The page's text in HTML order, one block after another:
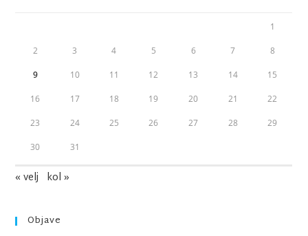
1
2 3 4 5 6 7 8
9 10 11 12 13 14 15
16 17 18 19 20 21 22
23 24 25 26 27 28 29
30 31
« velj kol »
Objave